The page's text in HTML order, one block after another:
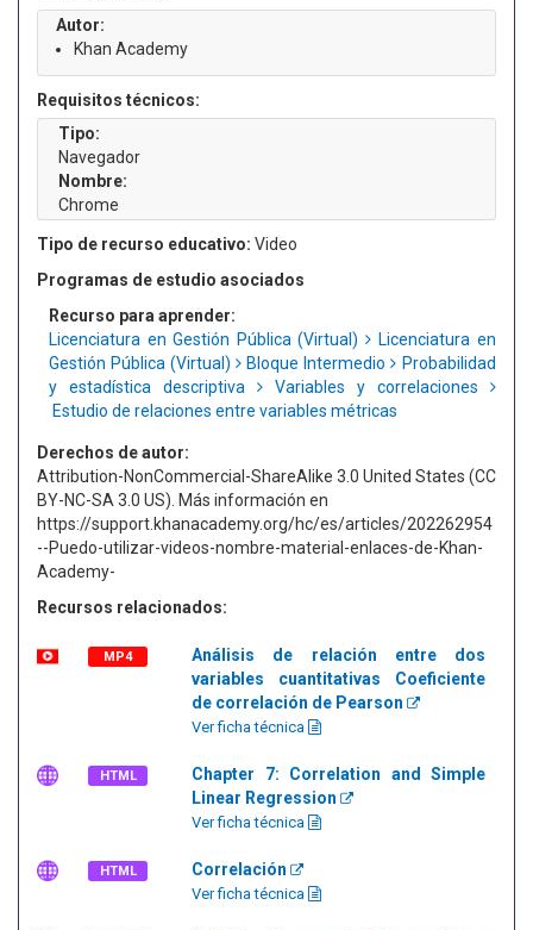
Autor:
Khan Academy
Requisitos técnicos:
Tipo:
Navegador
Nombre:
Chrome
Tipo de recurso educativo: Video
Programas de estudio asociados
Recurso para aprender:
Licenciatura en Gestión Pública (Virtual)
Licenciatura en
Gestión Pública (Virtual)
Bloque Intermedio
Probabilidad
y estadística descriptiva
Variables y correlaciones
Estudio de relaciones entre variables métricas
Derechos de autor:
Attribution-NonCommercial-ShareAlike 3.0 United States (CC
BY-NC-SA 3.0 US). Más información en
https://support.khanacademy.org/hc/es/articles/202262954
--Puedo-utilizar-videos-nombre-material-enlaces-de-Khan-
Academy-
Recursos relacionados:
MP4
Análisis de relación entre dos
variables cuantitativas Coeficiente
de correlación de Pearson
Ver ficha técnica
HTML
Chapter 7: Correlation and Simple
Linear Regression
Ver ficha técnica
HTML Correlación
Ver ficha técnica